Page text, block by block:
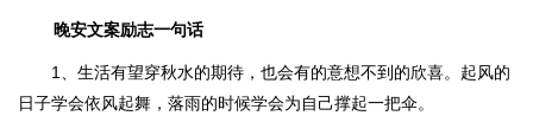
晚安文案励志一句话
1、生活有望穿秋水的期待，也会有的意想不到的欣喜。起风的
日子学会依风起舞，落雨的时候学会为自己撑起一把伞。